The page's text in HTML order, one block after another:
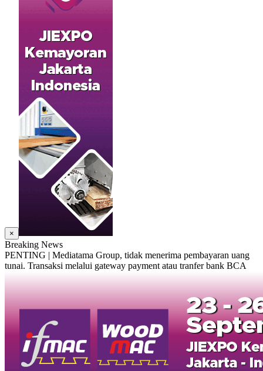
×
Breaking News
PENTING | Mediatama Group, tidak menerima pembayaran uang
tunai. Transaksi melalui gateway payment atau tranfer bank BCA